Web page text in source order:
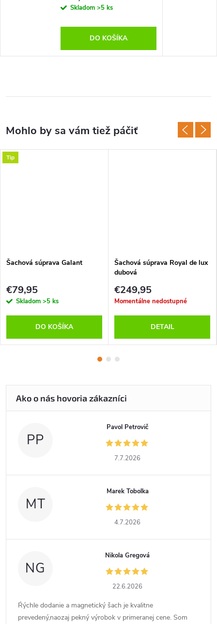
Skladom >5 ks
DO KOŠÍKA
Tip
Šachová súprava Galant
€79,95
Skladom >5 ks
DO KOŠÍKA
Šachová súprava Royal de lux
dubová
€249,95
Momentálne nedostupné
DETAIL
PP
Pavol Petrovič
7.7.2026
MT
Marek Tobolka
4.7.2026
NG
Nikola Gregová
22.6.2026
Ŕýchle dodanie a magnetický šach je kvalitne
prevedený,naozaj pekný výrobok v primeranej cene. Som